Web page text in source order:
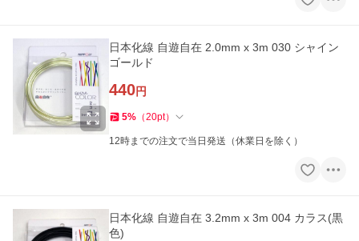
日本化線 自遊自在 2.0mm x 3m 030 シャイン
ゴールド
440円
5% （20pt）
12時までの注文で当日発送（休業日を除く）
日本化線 自遊自在 3.2mm x 3m 004 カラス(黒
色)